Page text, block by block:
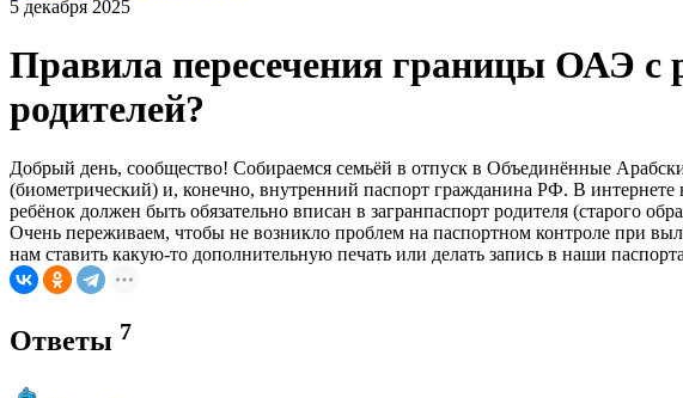
5 декабря 2025
Правила пересечения границы ОАЭ с
родителей?
Добрый день, сообщество! Собираемся семьёй в отпуск в Объединённые
(биометрический) и, конечно, внутренний паспорт гражданина РФ. В
ребёнок должен быть обязательно вписан в загранпаспорт родителя (старого
Очень переживаем, чтобы не возникло проблем на паспортном контроле при
нам ставить какую-то дополнительную печать или делать запись в наши
Ответы 7